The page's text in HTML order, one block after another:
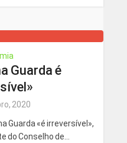
Guarda é
2020
Guarda «é irreversível»,
Conselho de...